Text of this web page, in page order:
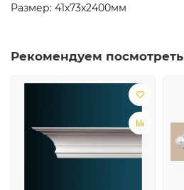
Размер: 41х73х2400мм
Рекомендуем посмотреть